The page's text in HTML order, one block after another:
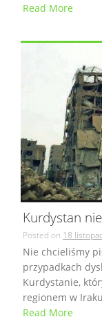
Read More
Kurdystan
Posted on 18
Nie chcieliśmy
przypadkach
Kurdystanie,
regionem w
Read More